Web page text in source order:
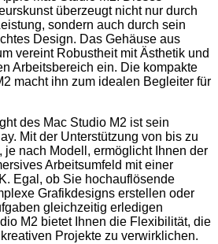
überzeugt nicht nur durch
sondern auch durch sein
Design. Das Gehäuse aus
vereint Robustheit mit Ästhetik und
Arbeitsbereich ein. Die kompakte
macht ihn zum idealen Begleiter für
des Mac Studio M2 ist sein
Mit der Unterstützung von bis zu
je nach Modell, ermöglicht Ihnen der
Arbeitsumfeld mit einer
Egal, ob Sie hochauflösende
Grafikdesigns erstellen oder
gleichzeitig erledigen
M2 bietet Ihnen die Flexibilität, die
Projekte zu verwirklichen.